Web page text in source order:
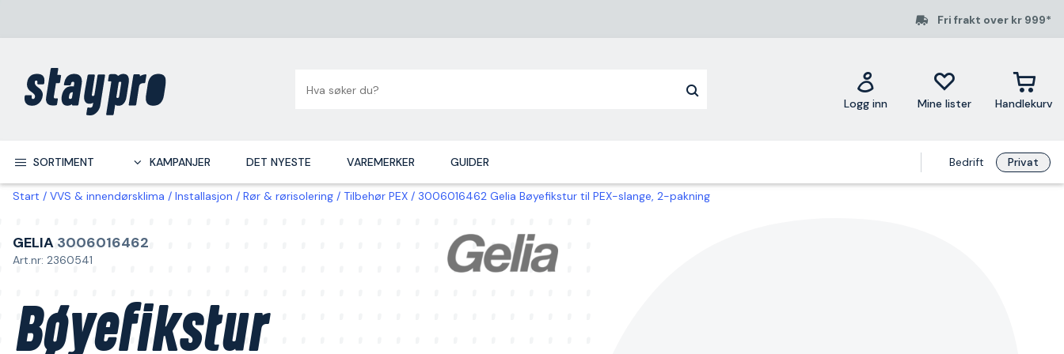
Fri frakt over kr 999*
Logg inn Mine lister Handlekurv
SORTIMENT KAMPANJER DET NYESTE VAREMERKER GUIDER Bedrift Privat
Start VVS & innendørsklima Installasjon Rør & rørisolering Tilbehør PEX 3006016462 Gelia Bøyefikstur til PEX-slange, 2-pakning
GELIA 3006016462
Art.nr: 2360541
Bøyefikstur